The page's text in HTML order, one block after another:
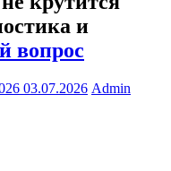
и
вопрос
03.07.2026 Admin